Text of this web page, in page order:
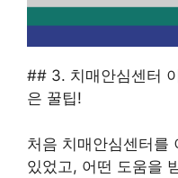
## 3. 치매안심센터
은 꿀팁!
처음 치매안심센터를
있었고, 어떤 도움을